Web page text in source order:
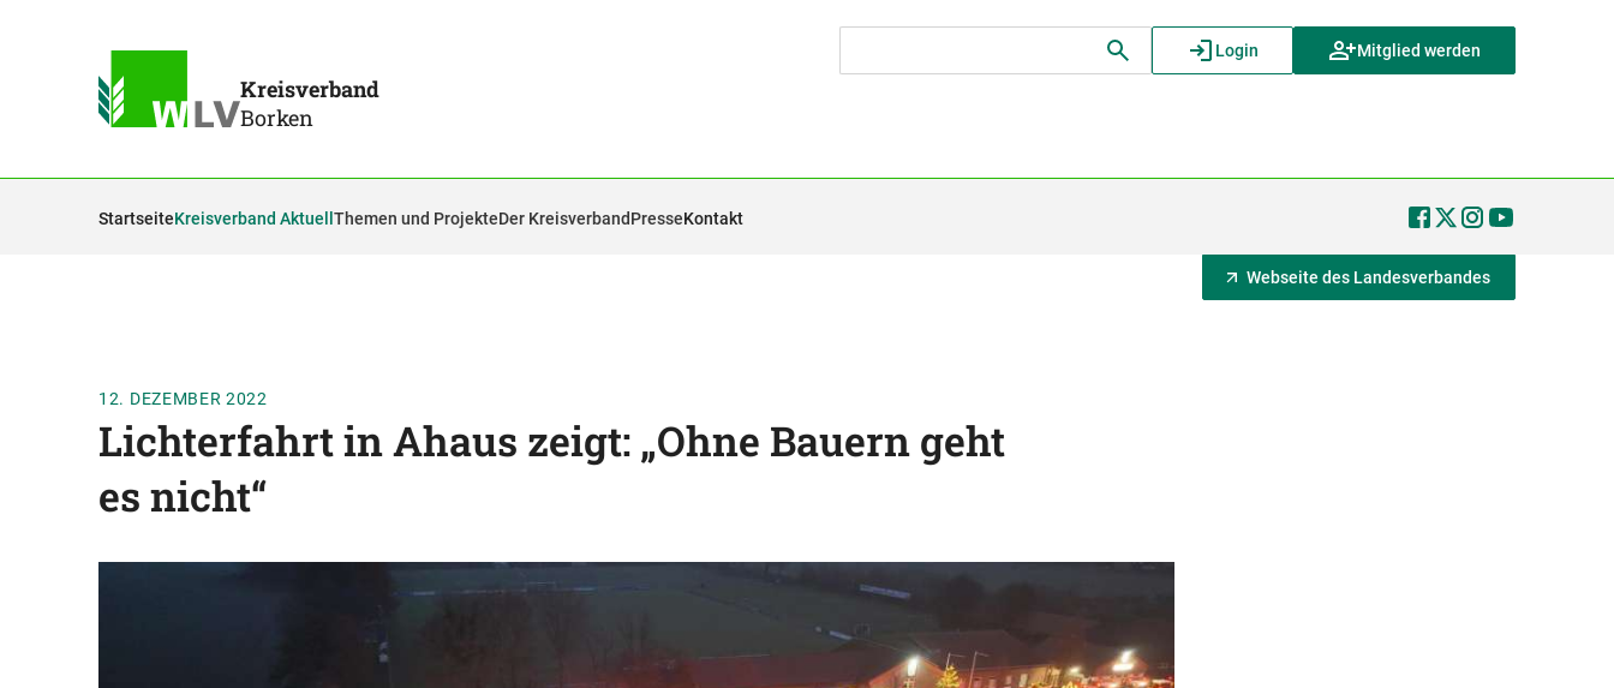
Kreisverband
Borken
Login Mitglied werden
StartseiteKreisverband Aktuell Themen und ProjekteDer KreisverbandPresseKontakt
Webseite des Landesverbandes
12. DEZEMBER 2022
Lichterfahrt in Ahaus zeigt: „Ohne Bauern geht
es nicht“